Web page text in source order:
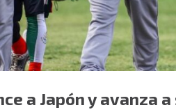
a Japón y avanza